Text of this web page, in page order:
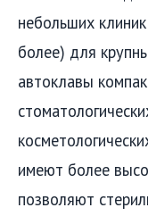
небольших
более) для
автоклавы
имеют более
позволяют